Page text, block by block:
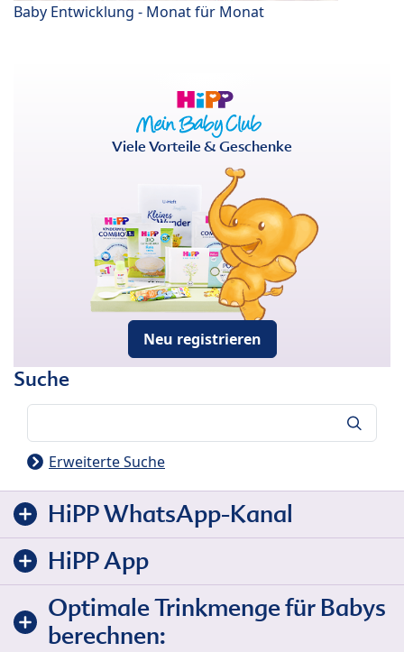
Baby Entwicklung - Monat für Monat
Viele Vorteile & Geschenke
Neu registrieren
Suche
Erweiterte Suche
HiPP WhatsApp-Kanal
HiPP App
Optimale Trinkmenge für Babys
berechnen: